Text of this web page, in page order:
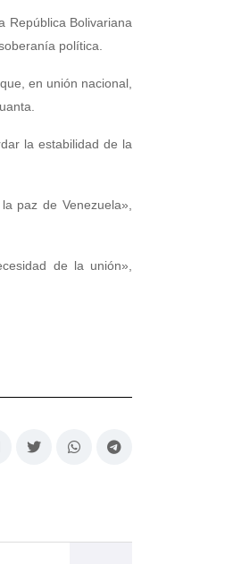
República Bolivariana
política.
en unión nacional,
la estabilidad de la
paz de Venezuela»,
de la unión»,